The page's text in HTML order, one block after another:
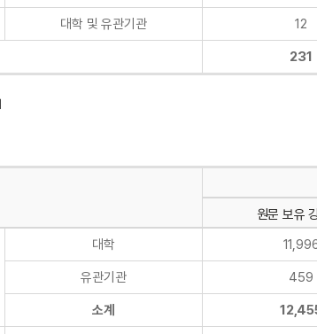
대학 및 유관기관 12
231
원문 보유
대학
유관기관 459
소계